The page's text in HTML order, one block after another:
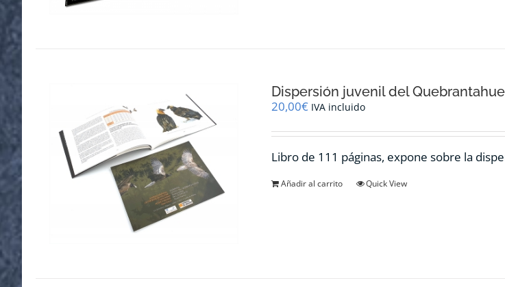
Dispersión juvenil del
20,00€ IVA incluido
Libro de 111 páginas, expone sobre la
Añadir al carrito Quick View